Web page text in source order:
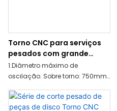
Torno CNC para serviços
pesados ​​com grande
saída de torque FD91S
1.Diâmetro máximo de
oscilação. Sobre torno: 750mm
mm
3.Diâmetro máximo de